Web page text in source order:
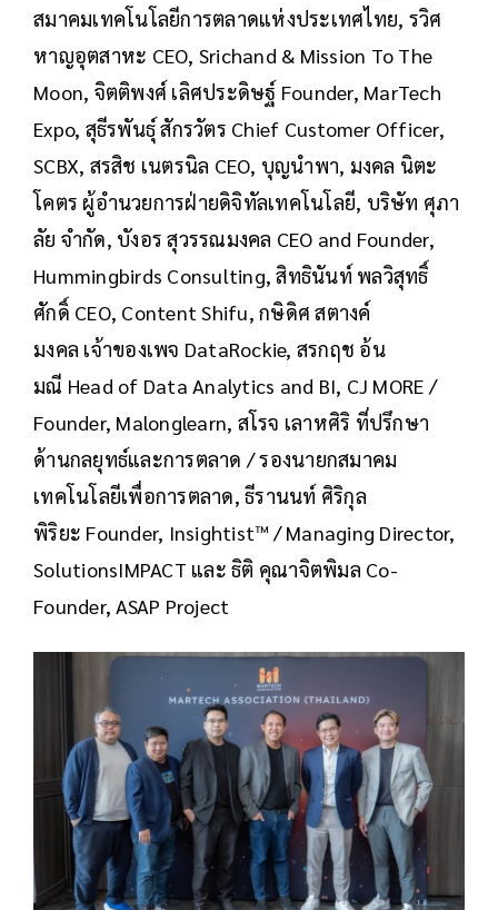
สมาคมเทคโนโลยีการตลาดแห่งประเทศไทย, รวิศ
หาญอุตสาหะ CEO, Srichand & Mission To The
Moon, จิตติพงศ์ เลิศประดิษฐ์ Founder, MarTech
Expo, สุธีรพันธุ์ สักรวัตร Chief Customer Officer,
SCBX, สรสิช เนตรนิล CEO, บุญนำพา, มงคล นิตะ
โคตร ผู้อำนวยการฝ่ายดิจิทัลเทคโนโลยี, บริษัท ศุภา
ลัย จำกัด, บังอร สุวรรณมงคล CEO and Founder,
Hummingbirds Consulting, สิทธินันท์ พลวิสุทธิ์
ศักดิ์ CEO, Content Shifu, กษิดิศ สตางค์
มงคล เจ้าของเพจ DataRockie, สรกฤช อ้น
มณี Head of Data Analytics and BI, CJ MORE /
Founder, Malonglearn, สโรจ เลาหศิริ ที่ปรึกษา
ด้านกลยุทธ์และการตลาด / รองนายกสมาคม
เทคโนโลยีเพื่อการตลาด, ธีรานนท์ ศิริกุล
พิริยะ Founder, Insightist™ / Managing Director,
SolutionsIMPACT และ ธิติ คุณาจิตพิมล Co-
Founder, ASAP Project